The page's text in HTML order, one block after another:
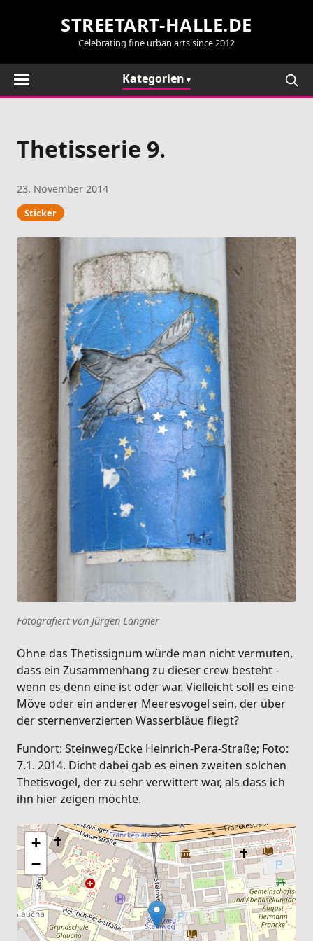
STREETART-HALLE.DE
Celebrating fine urban arts since 2012
Kategorien
Thetisserie 9.
23. November 2014
Sticker
Fotografiert von Jürgen Langner
Ohne das Thetissignum würde man nicht vermuten,
dass ein Zusammenhang zu dieser crew besteht -
wenn es denn eine ist oder war. Vielleicht soll es eine
Möve oder ein anderer Meeresvogel sein, der über
der sternenverzierten Wasserbläue fliegt?
Fundort: Steinweg/Ecke Heinrich-Pera-Straße; Foto:
7.1. 2014. Dicht dabei gab es einen zweiten solchen
Thetisvogel, der zu sehr verwittert war, als dass ich
ihn hier zeigen möchte.
+
−